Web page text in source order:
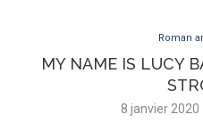
Roman
MY NAME IS LUCY
8 janvier 2020